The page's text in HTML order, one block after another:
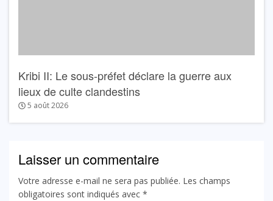
Kribi II: Le sous-préfet déclare la guerre aux
lieux de culte clandestins
5 août 2026
Laisser un commentaire
Votre adresse e-mail ne sera pas publiée. Les champs
obligatoires sont indiqués avec *